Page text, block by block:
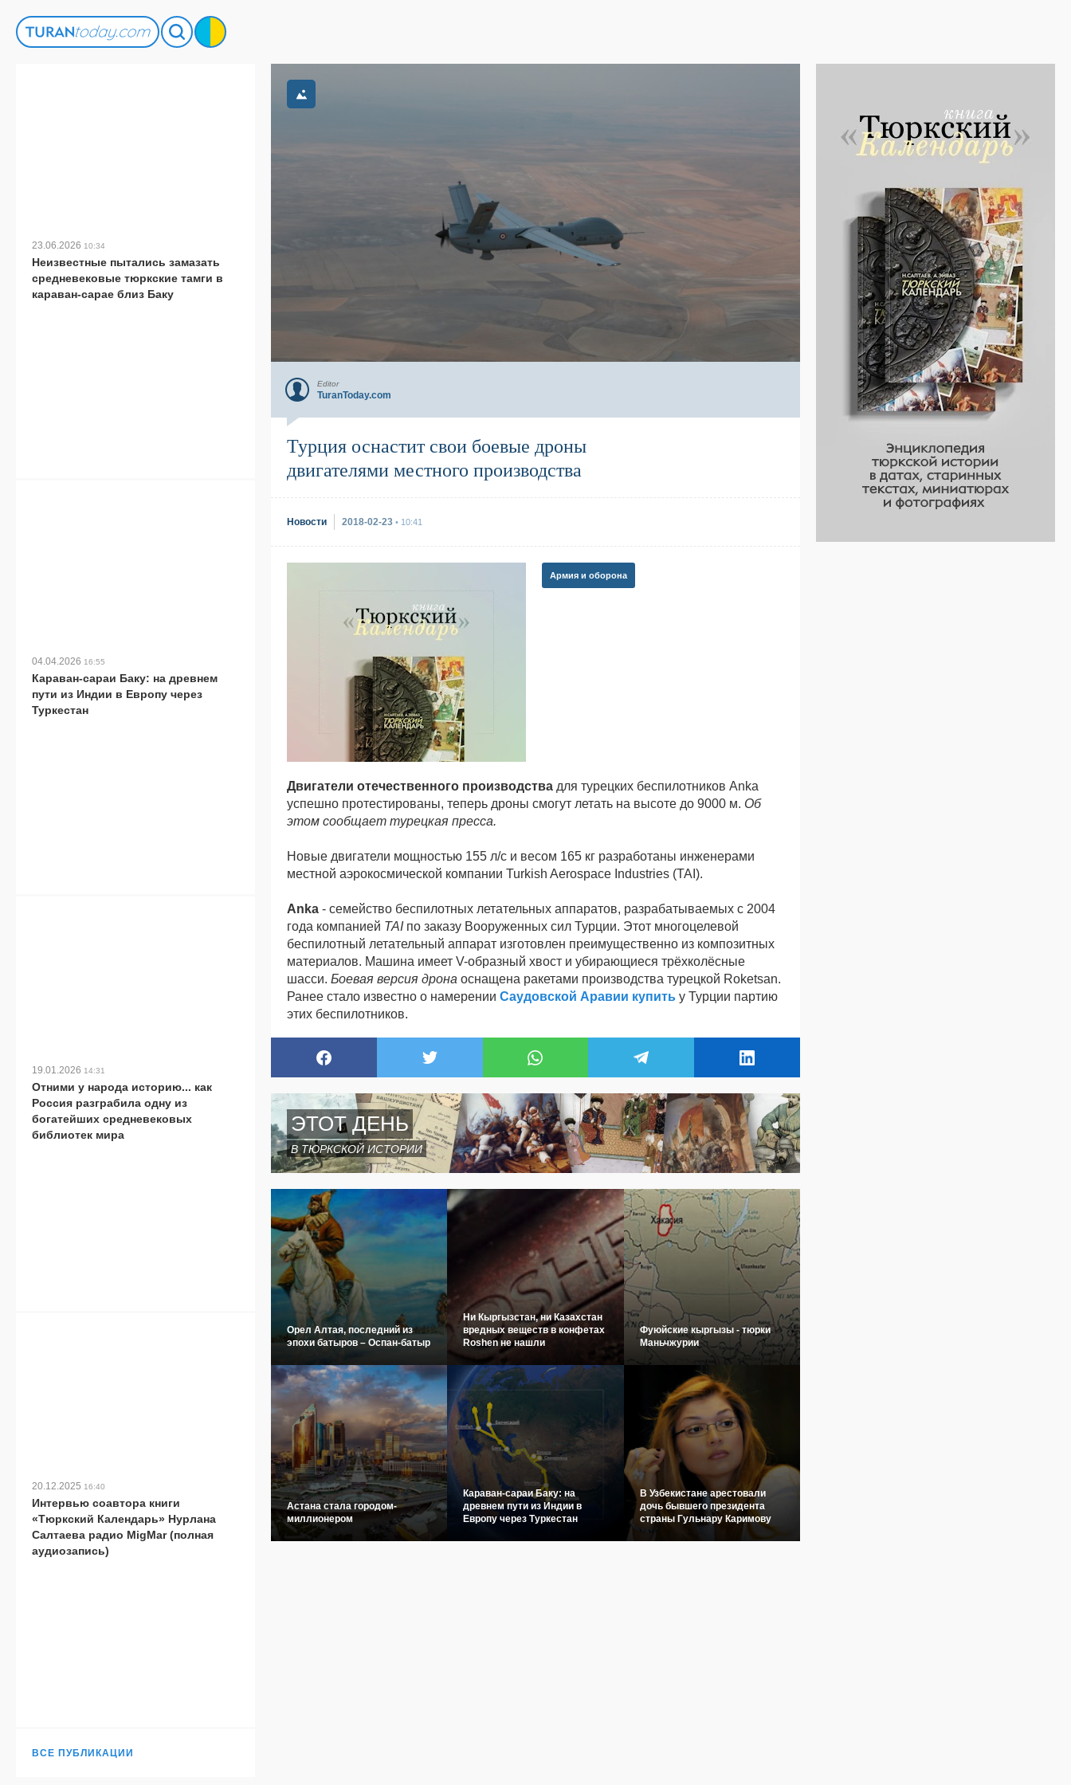
Editor
TuranToday.com
Турция оснастит свои боевые дроны
двигателями местного производства
Новости 2018-02-23 • 10:41
Армия и оборона
Двигатели отечественного производства для турецких беспилотников Anka
успешно протестированы, теперь дроны смогут летать на высоте до 9000 м. Об
этом сообщает турецкая пресса.
Новые двигатели мощностью 155 л/с и весом 165 кг разработаны инженерами
местной аэрокосмической компании Turkish Aerospace Industries (TAI).
Anka - семейство беспилотных летательных аппаратов, разрабатываемых с 2004
года компанией TAIпо заказу Вооруженных сил Турции. Этот многоцелевой
беспилотный летательный аппарат изготовлен преимущественно из композитных
материалов. Машина имеет V-образный хвост и убирающиеся трёхколёсные
шасси. Боевая версия дрона оснащена ракетами производства турецкой Roketsan.
Ранее стало известно о намерении Саудовской Аравии купить у Турции партию
этих беспилотников.
ЭТОТ ДЕНЬ
В ТЮРКСКОЙ ИСТОРИИ
Орел Алтая, последний из
эпохи батыров – Оспан-батыр
Ни Кыргызстан, ни Казахстан
вредных веществ в конфетах
Roshen не нашли
Фуюйские кыргызы - тюрки
Маньчжурии
Астана стала городом-
миллионером
Караван-сараи Баку: на
древнем пути из Индии в
Европу через Туркестан
В Узбекистане арестовали
дочь бывшего президента
страны Гульнару Каримову
23.06.2026 10:34
Неизвестные пытались замазать
средневековые тюркские тамги в
караван-сарае близ Баку
04.04.2026 16:55
Караван-сараи Баку: на древнем
пути из Индии в Европу через
Туркестан
19.01.2026 14:31
Отними у народа историю... как
Россия разграбила одну из
богатейших средневековых
библиотек мира
20.12.2025 16:40
Интервью соавтора книги
«Тюркский Календарь» Нурлана
Салтаева радио MigMar (полная
аудиозапись)
ВСЕ ПУБЛИКАЦИИ